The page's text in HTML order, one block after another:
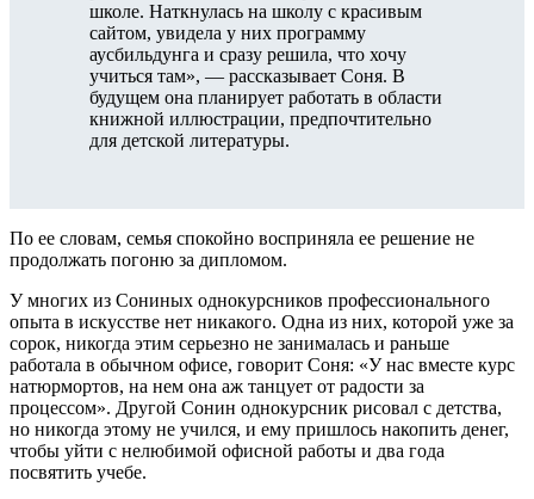
школе. Наткнулась на школу с красивым
сайтом, увидела у них программу
аусбильдунга и сразу решила, что хочу
учиться там», — рассказывает Соня. В
будущем она планирует работать в области
книжной иллюстрации, предпочтительно
для детской литературы.
По ее словам, семья спокойно восприняла ее решение не
продолжать погоню за дипломом.
У многих из Сониных однокурсников профессионального
опыта в искусстве нет никакого. Одна из них, которой уже за
сорок, никогда этим серьезно не занималась и раньше
работала в обычном офисе, говорит Соня: «У нас вместе курс
натюрмортов, на нем она аж танцует от радости за
процессом». Другой Сонин однокурсник рисовал с детства,
но никогда этому не учился, и ему пришлось накопить денег,
чтобы уйти с нелюбимой офисной работы и два года
посвятить учебе.